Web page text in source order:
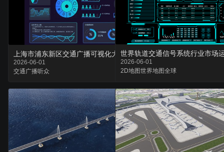
上海市浦东新区交通广播可视化大屏
2026-06-01
交通广播听众
2026-06-01
2D地图世界地图全球